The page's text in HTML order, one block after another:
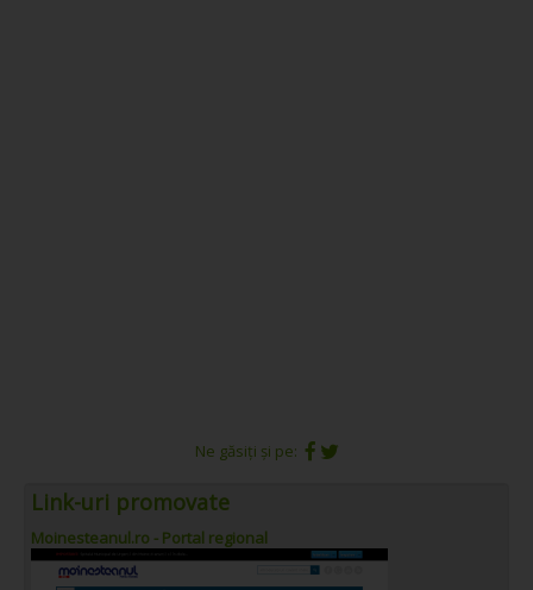
Ne găsiți și pe:
Link-uri promovate
Moinesteanul.ro - Portal regional